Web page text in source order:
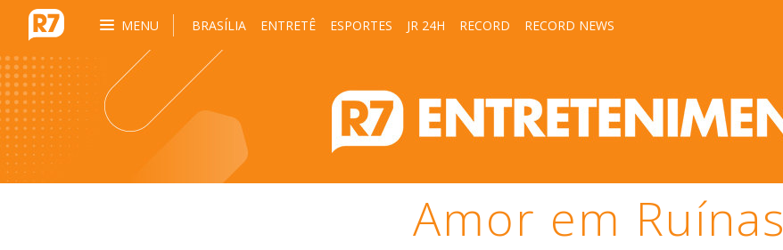
MENU BRASÍLIA ENTRETÊ ESPORTES JR 24H RECORD RECORD NEWS
Amor em Ruínas